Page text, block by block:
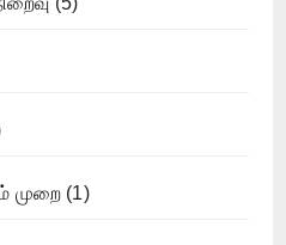
முறை (1)